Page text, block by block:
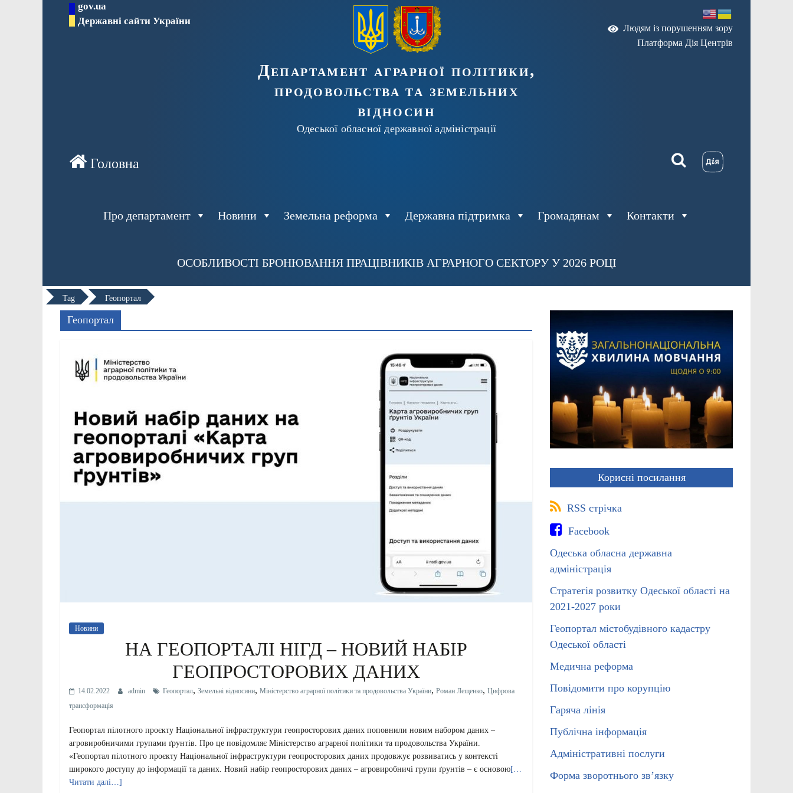
gov.ua
Державні сайти України
Департамент аграрної політики,
продовольства та земельних
відносин
Одеської обласної державної адміністрації
Людям із порушенням зору
Платформа Дія Центрів
Про департамент Новини Земельна реформа Державна підтримка Громадянам Контакти
ОСОБЛИВОСТІ БРОНЮВАННЯ ПРАЦІВНИКІВ АГРАРНОГО СЕКТОРУ У 2026 РОЦІ
Tag Геопортал
Геопортал
Новини
НА ГЕОПОРТАЛІ НІГД – НОВИЙ НАБІР
ГЕОПРОСТОРОВИХ ДАНИХ
14.02.2022 admin Геопортал, Земельні відносини, Міністерство аграрної політики та продовольства України, Роман Лещенко, Цифрова
трансформація
Геопортал пілотного проєкту Національної інфраструктури геопросторових даних поповнили новим набором даних –
агровиробничими групами ґрунтів. Про це повідомляє Міністерство аграрної політики та продовольства України.
«Геопортал пілотного проєкту Національної інфраструктури геопросторових даних продовжує розвиватись у контексті
широкого доступу до інформації та даних. Новий набір геопросторових даних – агровиробничі групи ґрунтів – є основою[…
Читати далі…]
Корисні посилання
RSS стрічка
Facebook
Одеська обласна державна
адміністрація
Стратегія розвитку Одеської області на
2021-2027 роки
Геопортал містобудівного кадастру
Одеської області
Медична реформа
Повідомити про корупцію
Гаряча лінія
Публічна інформація
Адміністративні послуги
Форма зворотнього зв’язку